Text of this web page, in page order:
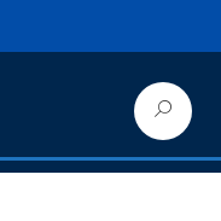
Ricerca
per: